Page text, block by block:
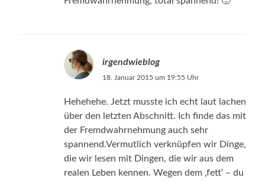
irgendwieblog
18. Januar 2015 um 19:55 Uhr
Hehehehe. Jetzt musste ich echt laut lachen
über den letzten Abschnitt. Ich finde das mit
der Fremdwahrnehmung auch sehr
spannend.Vermutlich verknüpfen wir Dinge,
die wir lesen mit Dingen, die wir aus dem
realen Leben kennen. Wegen dem ‚fett‘ – du